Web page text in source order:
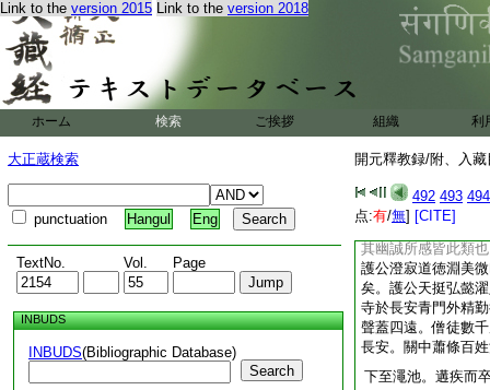
Link to the version 2015 Link to the version 2018
ホーム 検索 ご挨拶 組織 利
大正蔵検索
punctuation Hangul Eng
TextNo. Vol. Page
INBUDS
INBUDS(Bibliographic Database)
Search
開元釋教録/附、入
492 493 494
点:有/無] [CITE]
學。貫綜詁訓音義
經還歸東夏。自燉
左。沿路傳
14
慜帝
眞竺法首。陳士倫
護旨執筆詳校。而
業。終身寫譯勞不
者護之力也。末隱
漱。後有採薪者。
徊歎曰。人之無徳
眞無以自給。正當
其幽誠所感皆此類
護公澄寂道徳淵美
矣。護公天挺弘懿
寺於長安青門外精
聲蓋四遠。僧徒數
長安。關中蕭條百
下至澠池。遘疾而